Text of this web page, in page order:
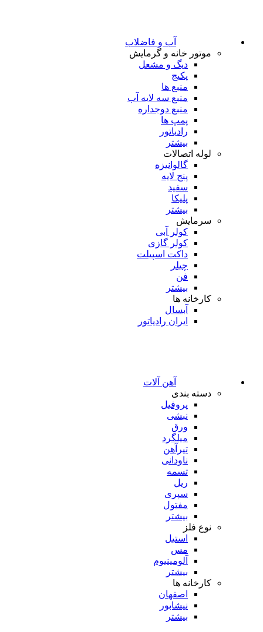
آب و فاضلاب
موتور خانه و گرمایش
دیگ و مشعل
پکیج
منبع ها
منبع سه لایه آب
منبع دوجداره
پمپ ها
رادیاتور
بیشتر
لوله اتصالات
گالوانیزه
پنج لایه
سفید
پلیکا
بیشتر
سرمایش
کولر آبی
کولر گازی
داکت اسپیلت
چیلر
فن
بیشتر
کارخانه ها
آبسال
ایران رادیاتور
آهن آلات
دسته بندی
پروفیل
نبشی
ورق
میلگرد
تیرآهن
ناودانی
تسمه
ریل
سپری
مفتول
بیشتر
نوع فلز
استیل
مس
آلومینیوم
بیشتر
کارخانه ها
اصفهان
نیشابور
بیشتر